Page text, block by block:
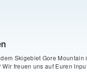
Skigebiet Gore Mountain
freuen uns auf Euren